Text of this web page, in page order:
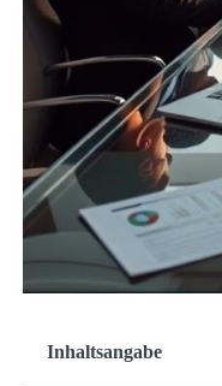
Inhaltsangabe